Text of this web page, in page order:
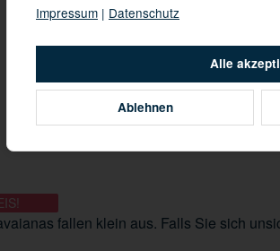
fallen klein aus. Falls Sie sich
Alle
Ablehnen
Impressum | Datenschutz